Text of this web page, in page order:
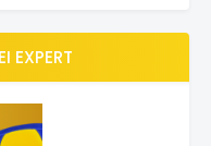
EXPERT